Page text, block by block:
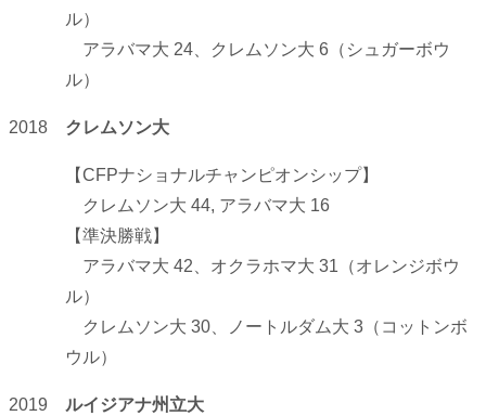
ル）
アラバマ大 24、クレムソン大 6（シュガーボウ
ル）
2018 クレムソン大
【CFPナショナルチャンピオンシップ】
クレムソン大 44, アラバマ大 16
【準決勝戦】
アラバマ大 42、オクラホマ大 31（オレンジボウ
ル）
クレムソン大 30、ノートルダム大 3（コットンボ
ウル）
2019 ルイジアナ州立大